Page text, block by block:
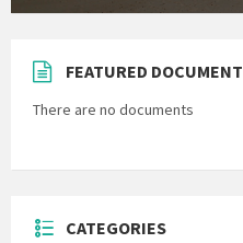
FEATURED DOCUMENT
There are no documents
CATEGORIES